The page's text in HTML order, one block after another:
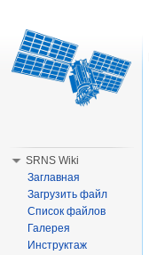
SRNS Wiki
Заглавная
Загрузить файл
Список файлов
Галерея
Инструктаж